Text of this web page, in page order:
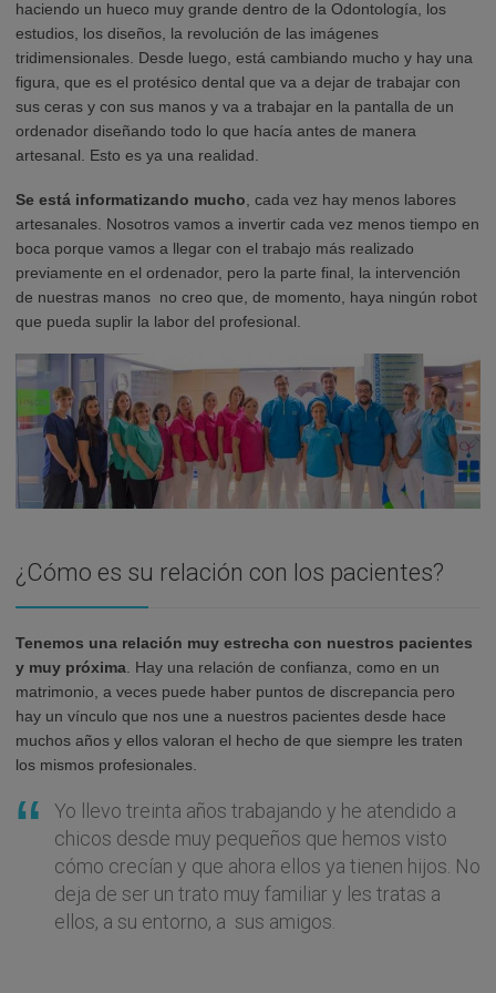
haciendo un hueco muy grande dentro de la Odontología, los
estudios, los diseños, la revolución de las imágenes
tridimensionales. Desde luego, está cambiando mucho y hay una
figura, que es el protésico dental que va a dejar de trabajar con
sus ceras y con sus manos y va a trabajar en la pantalla de un
ordenador diseñando todo lo que hacía antes de manera
artesanal. Esto es ya una realidad.
Se está informatizando mucho , cada vez hay menos labores
artesanales. Nosotros vamos a invertir cada vez menos tiempo en
boca porque vamos a llegar con el trabajo más realizado
previamente en el ordenador, pero la parte final, la intervención
de nuestras manos no creo que, de momento, haya ningún robot
que pueda suplir la labor del profesional.
¿Cómo es su relación con los pacientes?
Tenemos una relación muy estrecha con nuestros pacientes
y muy próxima. Hay una relación de confianza, como en un
matrimonio, a veces puede haber puntos de discrepancia pero
hay un vínculo que nos une a nuestros pacientes desde hace
muchos años y ellos valoran el hecho de que siempre les traten
los mismos profesionales.
Yo llevo treinta años trabajando y he atendido a
chicos desde muy pequeños que hemos visto
cómo crecían y que ahora ellos ya tienen hijos. No
deja de ser un trato muy familiar y les tratas a
ellos, a su entorno, a sus amigos.